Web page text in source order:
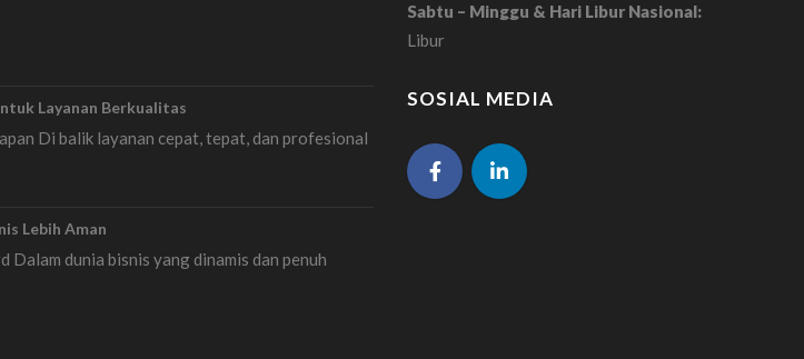
Layanan Berkualitas
Di balik layanan cepat, tepat, dan profesional
Lebih Aman
Dalam dunia bisnis yang dinamis dan penuh
Sabtu – Minggu & Hari Libur Nasional:
Libur
SOSIAL MEDIA